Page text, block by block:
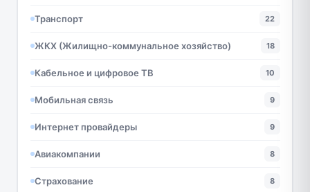
Транспорт 22
ЖКХ (Жилищно-коммунальное хозяйство) 18
Кабельное и цифровое ТВ 10
Мобильная связь 9
Интернет провайдеры 9
Авиакомпании 8
Страхование 8